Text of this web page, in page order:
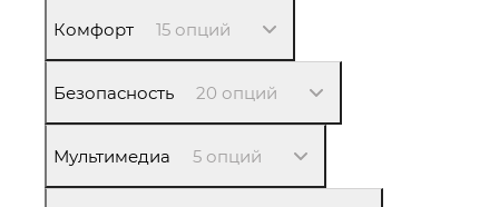
Комфорт 15 опций
Безопасность 20 опций
Мультимедиа 5 опций